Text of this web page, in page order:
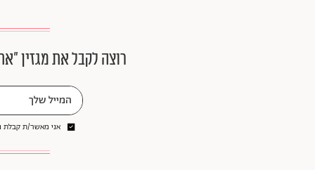
רוצה לקבל את מגזין
אני מאשר/ת קבלת